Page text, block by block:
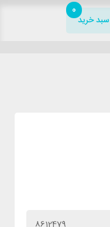
سبد خرید
0